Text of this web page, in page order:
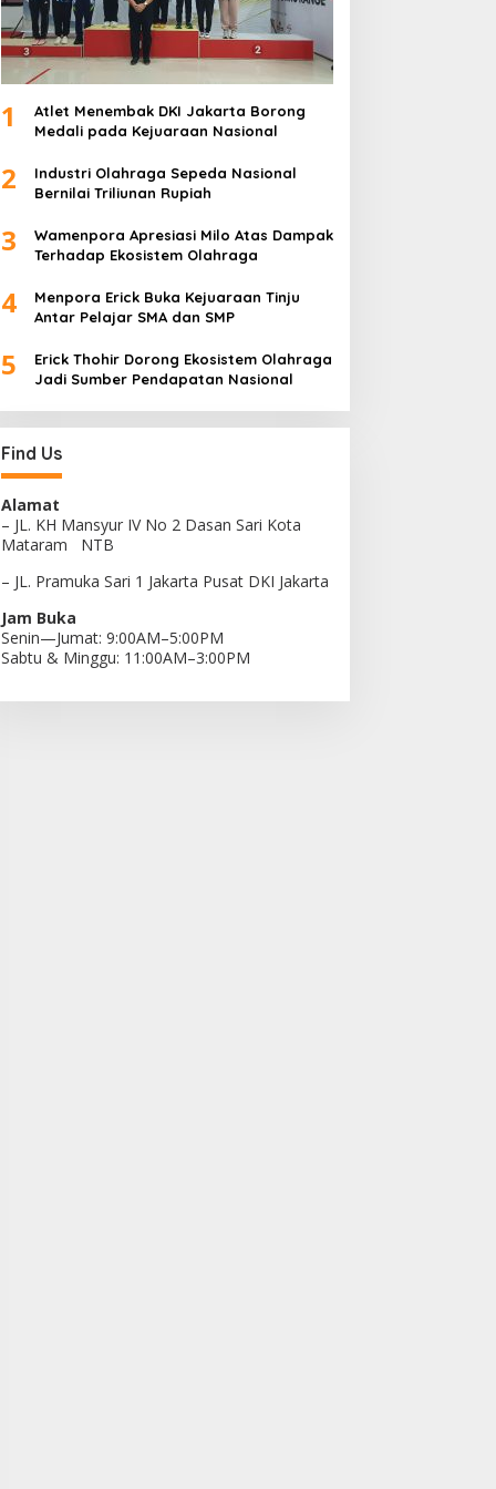
1
Atlet Menembak DKI Jakarta Borong
Medali pada Kejuaraan Nasional
2
Industri Olahraga Sepeda Nasional
Bernilai Triliunan Rupiah
3
Wamenpora Apresiasi Milo Atas Dampak
Terhadap Ekosistem Olahraga
4
Menpora Erick Buka Kejuaraan Tinju
Antar Pelajar SMA dan SMP
5
Erick Thohir Dorong Ekosistem Olahraga
Jadi Sumber Pendapatan Nasional
Find Us
Alamat
– JL. KH Mansyur IV No 2 Dasan Sari Kota
Mataram NTB
– JL. Pramuka Sari 1 Jakarta Pusat DKI Jakarta
Jam Buka
Senin—Jumat: 9:00AM–5:00PM
Sabtu & Minggu: 11:00AM–3:00PM